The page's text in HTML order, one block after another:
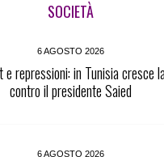
SOCIETÀ
6 AGOSTO 2026
e repressioni: in Tunisia cresce
contro il presidente Saied
6 AGOSTO 2026